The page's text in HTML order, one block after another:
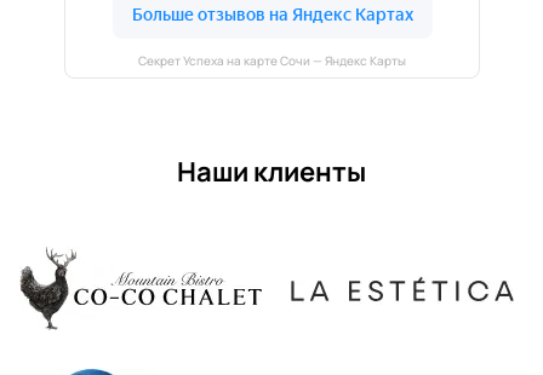
Секрет Успеха на карте Сочи — Яндекс Карты
Наши клиенты